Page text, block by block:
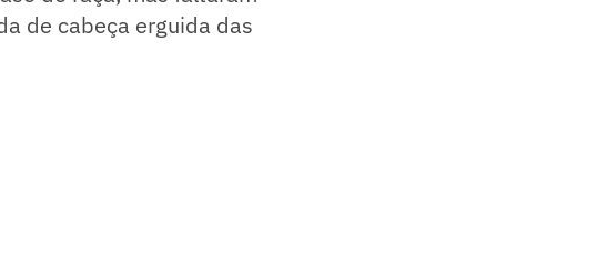
de cabeça erguida das